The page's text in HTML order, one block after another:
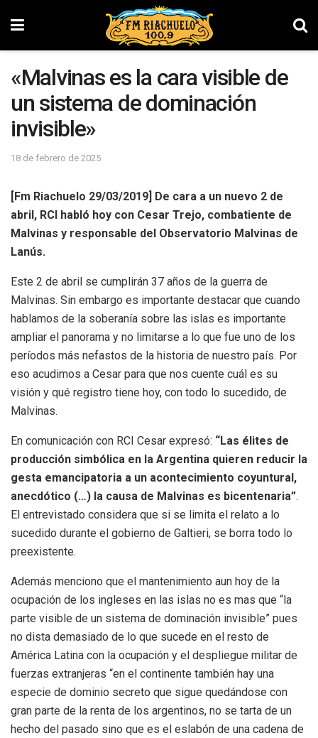
«Malvinas es la cara visible de
un sistema de dominación
invisible»
18 de febrero de 2025
[Fm Riachuelo 29/03/2019] De cara a un nuevo 2 de
abril, RCI habló hoy con Cesar Trejo, combatiente de
Malvinas y responsable del Observatorio Malvinas de
Lanús.
Este 2 de abril se cumplirán 37 años de la guerra de
Malvinas. Sin embargo es importante destacar que cuando
hablamos de la soberanía sobre las islas es importante
ampliar el panorama y no limitarse a lo que fue uno de los
períodos más nefastos de la historia de nuestro país. Por
eso acudimos a Cesar para que nos cuente cuál es su
visión y qué registro tiene hoy, con todo lo sucedido, de
Malvinas.
En comunicación con RCI Cesar expresó: “Las élites de
producción simbólica en la Argentina quieren reducir la
gesta emancipatoria a un acontecimiento coyuntural,
anecdótico (…) la causa de Malvinas es bicentenaria”.
El entrevistado considera que si se limita el relato a lo
sucedido durante el gobierno de Galtieri, se borra todo lo
preexistente.
Además menciono que el mantenimiento aun hoy de la
ocupación de los ingleses en las islas no es mas que “la
parte visible de un sistema de dominación invisible” pues
no dista demasiado de lo que sucede en el resto de
América Latina con la ocupación y el despliegue militar de
fuerzas extranjeras “en el continente también hay una
especie de dominio secreto que sigue quedándose con
gran parte de la renta de los argentinos, no se tarta de un
hecho del pasado sino que es el eslabón de una cadena de